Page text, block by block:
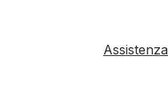
Assistenza